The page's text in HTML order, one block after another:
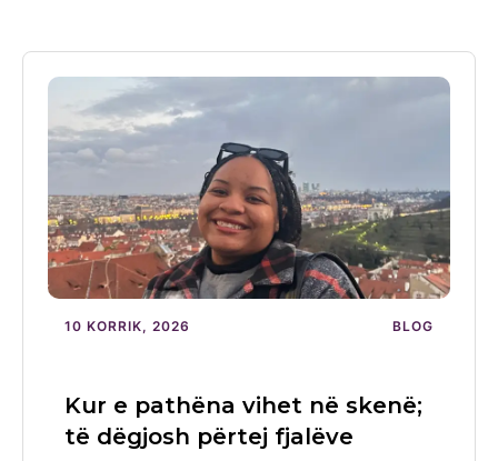
10 KORRIK, 2026 BLOG
Kur e pathëna vihet në skenë;
të dëgjosh përtej fjalëve